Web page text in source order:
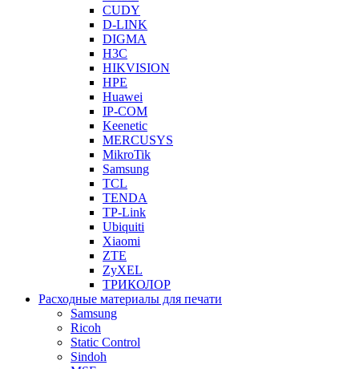
CUDY
D-LINK
DIGMA
H3C
HIKVISION
HPE
Huawei
IP-COM
Keenetic
MERCUSYS
MikroTik
Samsung
TCL
TENDA
TP-Link
Ubiquiti
Xiaomi
ZTE
ZyXEL
ТРИКОЛОР
Расходные материалы для печати
Samsung
Ricoh
Static Control
Sindoh